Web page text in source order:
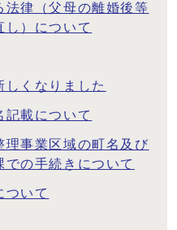
法律（父母の離婚後等
し）について
くなりました
記載について
理事業区域の町名及び
の手続きについて
ついて